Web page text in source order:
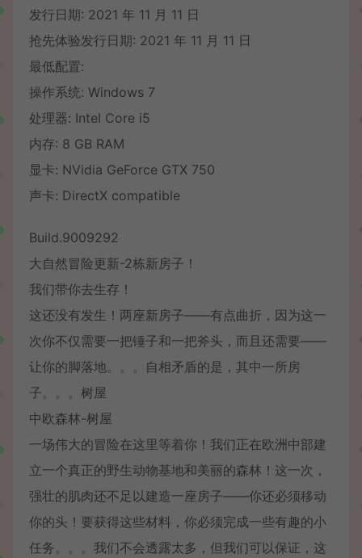
发行日期: 2021 年 11 月 11 日
抢先体验发行日期: 2021 年 11 月 11 日
最低配置:
操作系统: Windows 7
处理器: Intel Core i5
内存: 8 GB RAM
显卡: NVidia GeForce GTX 750
声卡: DirectX compatible
Build.9009292
大自然冒险更新-2栋新房子！
我们带你去生存！
这还没有发生！两座新房子——有点曲折，因为这一
次你不仅需要一把锤子和一把斧头，而且还需要——
让你的脚落地。。。自相矛盾的是，其中一所房
子。。。树屋
中欧森林-树屋
一场伟大的冒险在这里等着你！我们正在欧洲中部建
立一个真正的野生动物基地和美丽的森林！这一次，
强壮的肌肉还不足以建造一座房子——你还必须移动
你的头！要获得这些材料，你必须完成一些有趣的小
任务。。。我们不会透露太多，但我们可以保证，这